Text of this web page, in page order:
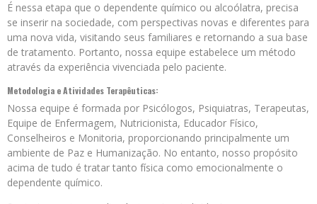
É nessa etapa que o dependente químico ou alcoólatra, precisa
se inserir na sociedade, com perspectivas novas e diferentes para
uma nova vida, visitando seus familiares e retornando a sua base
de tratamento. Portanto, nossa equipe estabelece um método
através da experiência vivenciada pelo paciente.
Metodologia e Atividades Terapêuticas:
Nossa equipe é formada por Psicólogos, Psiquiatras, Terapeutas,
Equipe de Enfermagem, Nutricionista, Educador Físico,
Conselheiros e Monitoria, proporcionando principalmente um
ambiente de Paz e Humanização. No entanto, nosso propósito
acima de tudo é tratar tanto física como emocionalmente o
dependente químico.